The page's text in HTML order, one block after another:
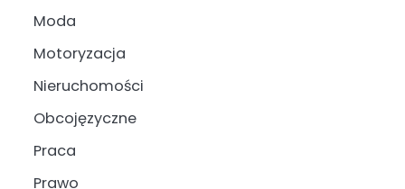
Moda
Motoryzacja
Nieruchomości
Obcojęzyczne
Praca
Prawo